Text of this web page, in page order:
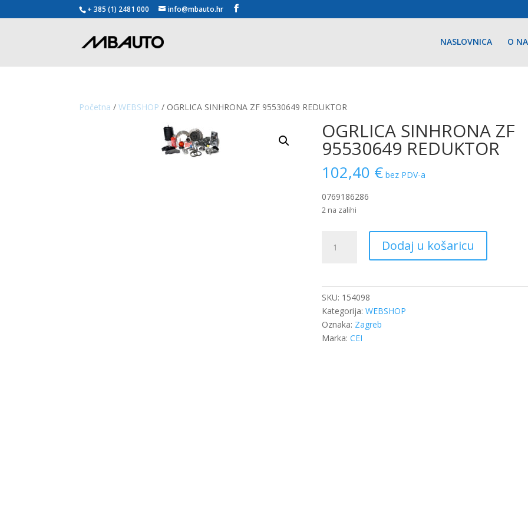
+ 385 (1) 2481 000 info@mbauto.hr
NASLOVNICA O
Početna /WEBSHOP / OGRLICA SINHRONA ZF 95530649 REDUKTOR
OGRLICA SINHRONA ZF
95530649 REDUKTOR
102,40 € bez PDV-a
0769186286
2 na zalihi
SINHRONA
Dodaj u košaricu
SKU: 154098
Kategorija:WEBSHOP
Oznaka: Zagreb
Marka:CEI